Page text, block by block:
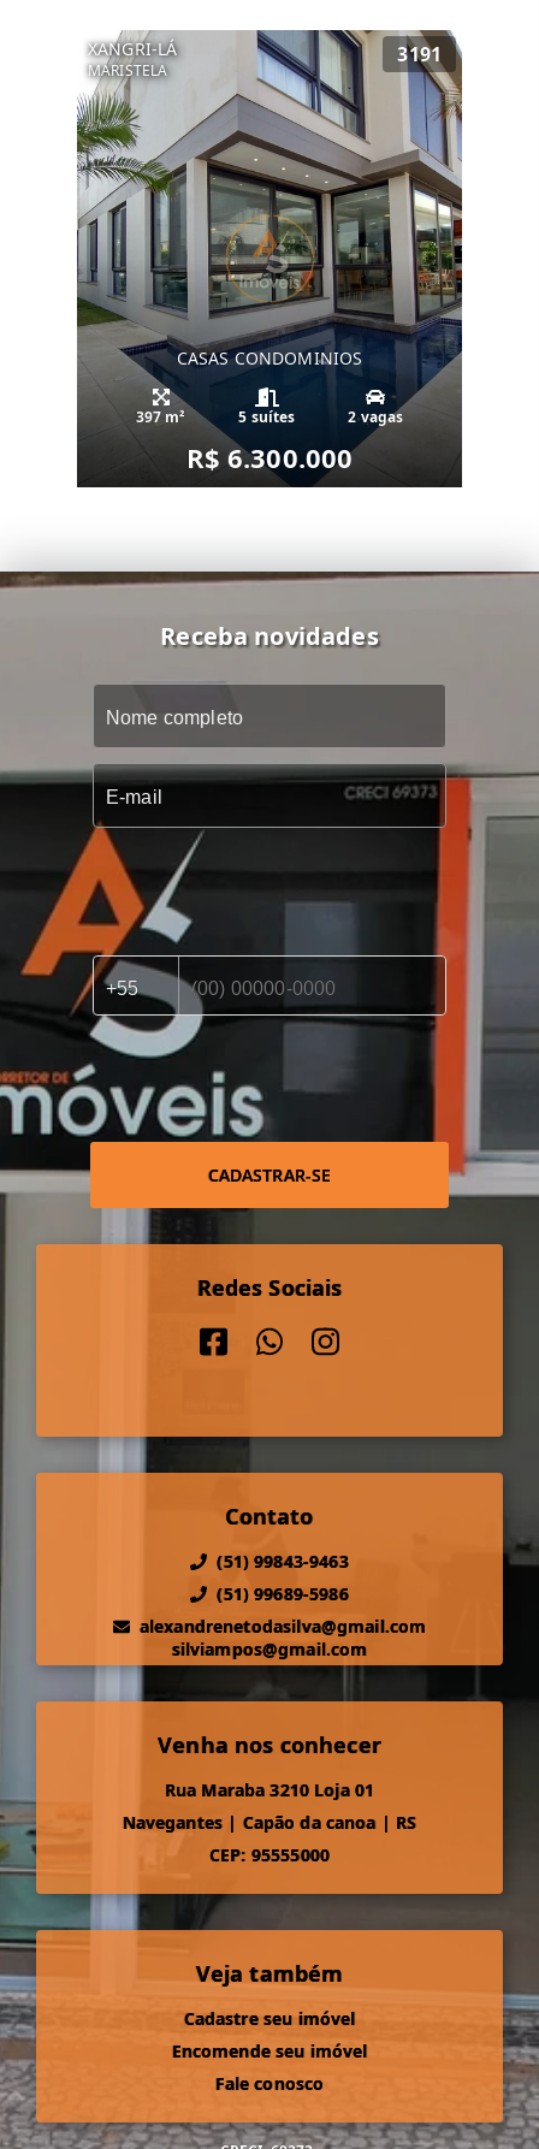
XANGRI-LÁ
MARISTELA
3191
CASAS CONDOMINIOS
397 m² 5 suítes 2 vagas
R$ 6.300.000
Receba novidades
CADASTRAR-SE
Redes Sociais
Contato
(51) 99843-9463
(51) 99689-5986
alexandrenetodasilva@gmail.com
silviampos@gmail.com
Venha nos conhecer
Rua Maraba 3210 Loja 01
Navegantes | Capão da canoa | RS
CEP: 95555000
Veja também
Cadastre seu imóvel
Encomende seu imóvel
Fale conosco